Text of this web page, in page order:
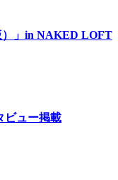
）」in NAKED LOFT
ビュー掲載